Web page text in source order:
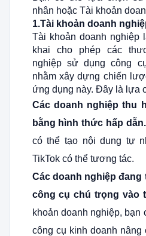
nhân hoặc Tài khoản
1.Tài khoản doanh
Tài khoản doanh nghiệp
khai cho phép các
nghiệp sử dụng công
nhằm xây dựng chiến
ứng dụng này. Đây là lựa
Các doanh nghiệp thu
bằng hình thức hấp dẫn.
có thể tạo nội dung tự
TikTok có thể tương tác.
Các doanh nghiệp đang
công cụ chú trọng vào
khoản doanh nghiệp, bạn
công cụ kinh doanh nâng